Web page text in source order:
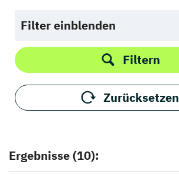
Filter einblenden
Filtern
Zurücksetzen
Ergebnisse (10):